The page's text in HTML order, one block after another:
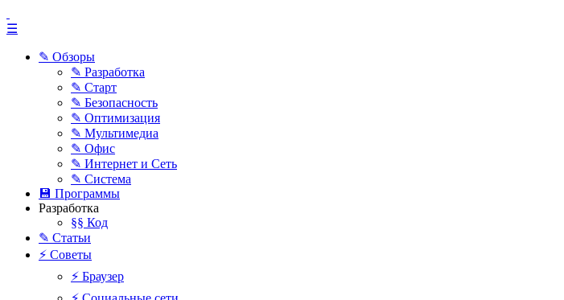
☰
✎ Обзоры
✎ Разработка
✎ Старт
✎ Безопасность
✎ Оптимизация
✎ Мультимедиа
✎ Офис
✎ Интернет и Сеть
✎ Система
💾 Программы
Разработка
§§ Код
✎ Статьи
⚡ Советы
⚡ Браузер